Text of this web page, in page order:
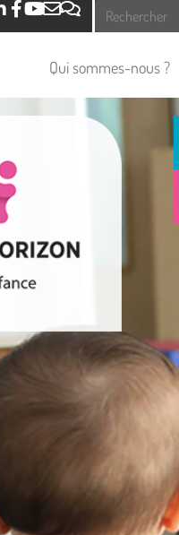
Qui sommes-nous ?